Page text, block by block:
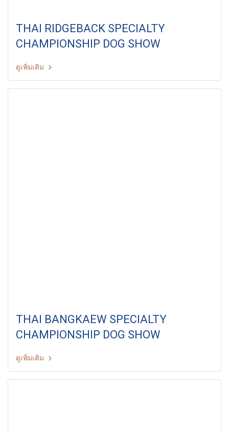
THAI RIDGEBACK SPECIALTY
CHAMPIONSHIP DOG SHOW
ดูเพิ่มเติม
THAI BANGKAEW SPECIALTY
CHAMPIONSHIP DOG SHOW
ดูเพิ่มเติม